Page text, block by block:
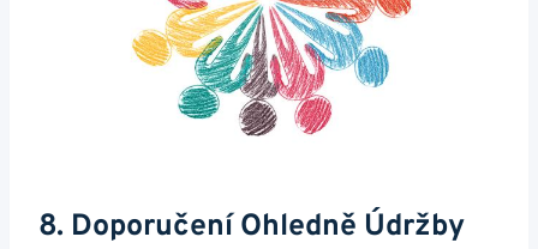
8. Doporučení⁤ Ohledně Údržby